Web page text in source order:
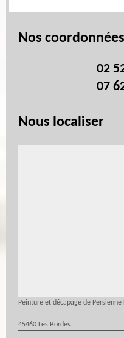
Nos coordonnées
02
07
Nous localiser
Peinture et décapage de Persienne
45460 Les Bordes